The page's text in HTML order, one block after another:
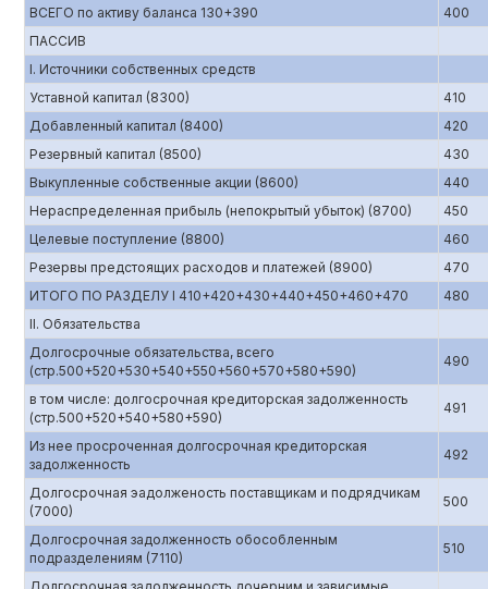
ВСЕГО по активу баланса 130+390
400
ПАССИВ
I. Источники собственных средств
Уставной капитал (8300)
410
Добавленный капитал (8400)
420
Резервный капитал (8500)
430
Выкупленные собственные акции (8600)
440
Нераспределенная прибыль (непокрытый убыток) (8700)
450
Целевые поступление (8800)
460
Резервы предстоящих расходов и платежей (8900)
470
ИТОГО ПО РАЗДЕЛУ I 410+420+430+440+450+460+470
480
II. Обязательства
Долгосрочные обязательства, всего
(стр.500+520+530+540+550+560+570+580+590)
490
в том числе: долгосрочная кредиторская задолженность
(стр.500+520+540+580+590)
491
Из нее просроченная долгосрочная кредиторская
задолженность
492
Долгосрочная эадолженость поставщикам и подрядчикам
(7000)
500
Долгосрочная задолженность обособленным
подразделениям (7110)
510